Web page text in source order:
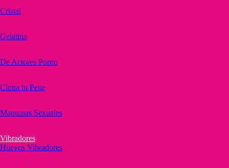
Cristal
Gelatina
De Actores Porno
Clona tu Pene
Maquinas Sexuales
Vibradores
Huevos Vibradores